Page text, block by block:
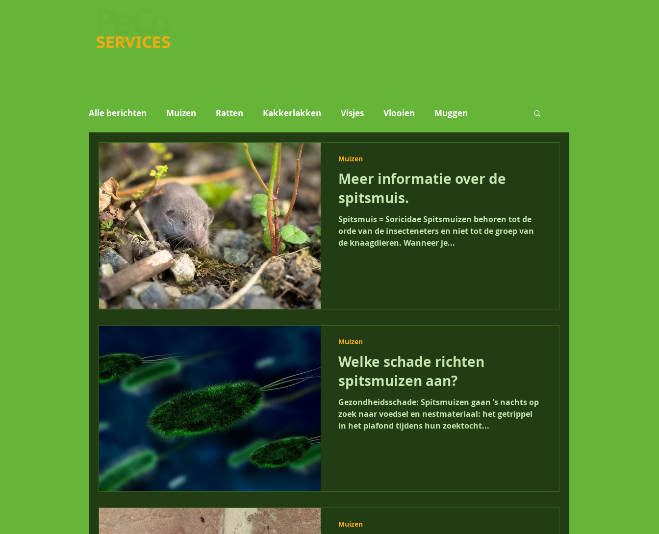
Alle berichten Muizen Ratten Kakkerlakken Visjes Vlooien Muggen
Motmuggen Wespen Vliegen Mieren
Voorraadinsecten
Meer informatie over de
spitsmuis.
Spitsmuis = Soricidae Spitsmuizen behoren tot de
orde van de insecteneters en niet tot de groep van
de knaagdieren. Wanneer je...
Muizen
Welke schade richten
spitsmuizen aan?
Gezondheidsschade: Spitsmuizen gaan ’s nachts op
zoek naar voedsel en nestmateriaal: het getrippel
in het plafond tijdens hun zoektocht...
Muizen
Muizen